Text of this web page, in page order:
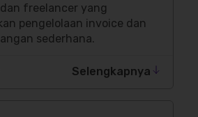
freelancer yang
pengelolaan invoice dan
sederhana.
Selengkapnya